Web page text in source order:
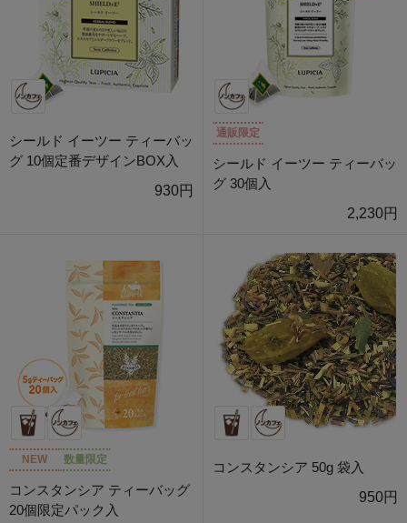
シールド イーツー ティーバッ
グ 10個定番デザインBOX入
930円
通販限定
シールド イーツー ティーバッ
グ 30個入
2,230円
NEW 数量限定
コンスタンシア ティーバッグ
20個限定パック入
コンスタンシア 50g 袋入
950円